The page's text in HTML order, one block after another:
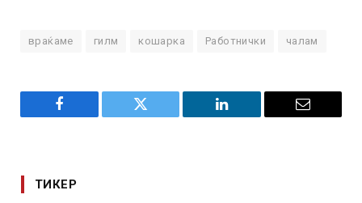
враќаме гилм кошарка Работнички чалам
Facebook Twitter LinkedIn Email
ТИКЕР